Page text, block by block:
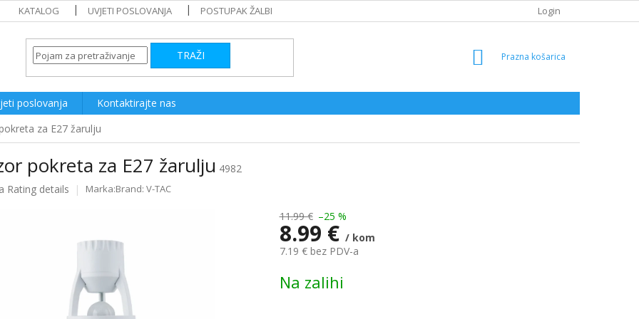
KATALOG UVJETI POSLOVANJA POSTUPAK ŽALBI Login
TRAŽI
SHOPPING
poslovanja
Kontaktirajte nas
za E27 žarulju
pokreta za E27 žarulju 4982
Rating details Brand: V-TAC
11.99 € –25 %
8.99 € / kom
7.19 € bez PDV-a
price:
Na zalihi